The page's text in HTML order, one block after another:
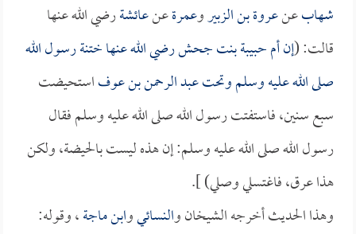
شهابعنعروة بن الزبيروعمرةعنعائشةرضي الله عنها
قالت: (إنأم حبيبة بنت جحشرضي الله عنها ختنة رسول الله
صلى الله عليه وسلم وتحتعبد الرحمن بن عوفاستحيضت
سبع سنين، فاستفتت رسول الله صلى الله عليه وسلم فقال
رسول الله صلى الله عليه وسلم: إن هذه ليست بالحيضة، ولكن
هذا عرق، فاغتسلي وصلي) ].
وهذا الحديث أخرجه الشيخان والنسائيوابن ماجة، وقوله: